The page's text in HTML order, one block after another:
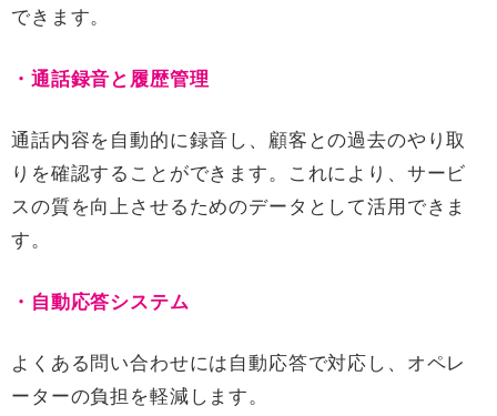
できます。
・通話録音と履歴管理
通話内容を自動的に録音し、顧客との過去のやり取
りを確認することができます。これにより、サービ
スの質を向上させるためのデータとして活用できま
す。
・自動応答システム
よくある問い合わせには自動応答で対応し、オペレ
ーターの負担を軽減します。